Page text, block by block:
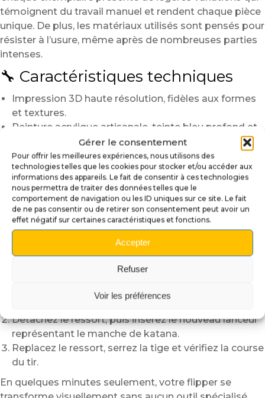
Gérer le consentement
Pour offrir les meilleures expériences, nous utilisons des
technologies telles que les cookies pour stocker et/ou accéder aux
informations des appareils. Le fait de consentir à ces technologies
nous permettra de traiter des données telles que le
comportement de navigation ou les ID uniques sur ce site. Le fait
de ne pas consentir ou de retirer son consentement peut avoir un
effet négatif sur certaines caractéristiques et fonctions.
Accepter
Refuser
Voir les préférences
témoignent du travail manuel et rendent chaque pièce
unique. De plus, les matériaux utilisés sont pensés pour
résister à l’usure, même après de nombreuses parties
intenses.
🔧 Caractéristiques techniques
Impression 3D haute résolution, fidèles aux formes
et textures.
Peinture acrylique artisanale, teinte bleu profond et
contraste précis.
Vernis protecteur pour brillance durable et
protection contre les chocs légers.
Tige métallique intégrée pour une fixation solide.
Compatibilité : flipper Teenage Mutant Ninja Turtles
(modèles standards) et machines à lanceur
classique.
🛠️ Installation simple et rapide
Le montage s’effectue en quelques étapes faciles :
Ouvrez l’accès au lanceur du flipper et retirez l’ancien
Détachez le ressort, puis insérez le nouveau lanceur
représentant le manche de katana.
Replacez le ressort, serrez la tige et vérifiez la course
du tir.
En quelques minutes seulement, votre flipper se